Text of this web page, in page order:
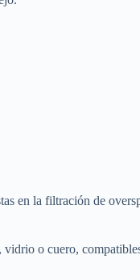
en la filtración de
o cuero,